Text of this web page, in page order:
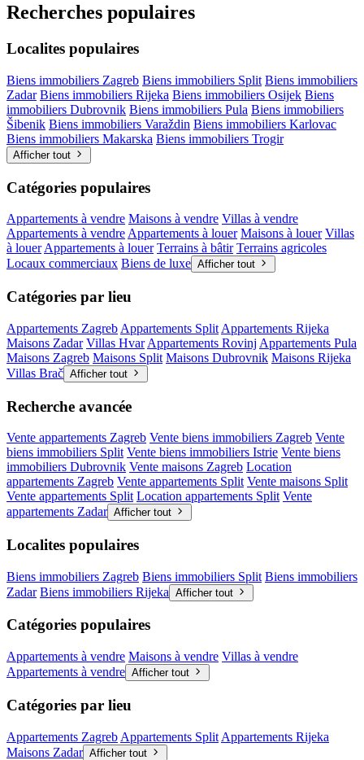
Recherches populaires
Localites populaires
Biens immobiliers Zagreb Biens immobiliers Split Biens immobiliers
Zadar Biens immobiliers Rijeka Biens immobiliers Osijek Biens
immobiliers Dubrovnik Biens immobiliers Pula Biens immobiliers
Šibenik Biens immobiliers Varaždin Biens immobiliers Karlovac
Biens immobiliers Makarska Biens immobiliers Trogir
Afficher tout
Catégories populaires
Appartements à vendre Maisons à vendre Villas à vendre
Appartements à vendre Appartements à louer Maisons à louer Villas
à louer Appartements à louer Terrains à bâtir Terrains agricoles
Locaux commerciaux Biens de luxe Afficher tout
Catégories par lieu
Appartements Zagreb Appartements Split Appartements Rijeka
Maisons Zadar Villas Hvar Appartements Rovinj Appartements Pula
Maisons Zagreb Maisons Split Maisons Dubrovnik Maisons Rijeka
Villas Brač Afficher tout
Recherche avancée
Vente appartements Zagreb Vente biens immobiliers Zagreb Vente
biens immobiliers Split Vente biens immobiliers Istrie Vente biens
immobiliers Dubrovnik Vente maisons Zagreb Location
appartements Zagreb Vente appartements Split Vente maisons Split
Vente appartements Split Location appartements Split Vente
appartements Zadar Afficher tout
Localites populaires
Biens immobiliers Zagreb Biens immobiliers Split Biens immobiliers
Zadar Biens immobiliers Rijeka Afficher tout
Catégories populaires
Appartements à vendre Maisons à vendre Villas à vendre
Appartements à vendre Afficher tout
Catégories par lieu
Appartements Zagreb Appartements Split Appartements Rijeka
Maisons Zadar Afficher tout